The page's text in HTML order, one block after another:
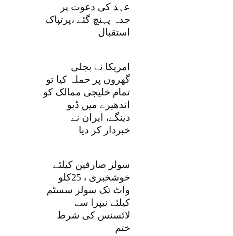
عہد کی دعوت پر
جدہ پہنچ گئے ،پرتپاک
استقبال
امریکا نے بجلی
گھروں پر حملہ کیا تو
تمام خلیجی ممالک کو
اندھیرے میں ڈبو
دینگے، ایران نے
خبردار کر دیا
سولر صارفین کیلئے
خوشخبری ، 25کلو
واٹ تک سولر سسٹم
کیلئے نیپرا سے
لائسنس کی شرط
ختم